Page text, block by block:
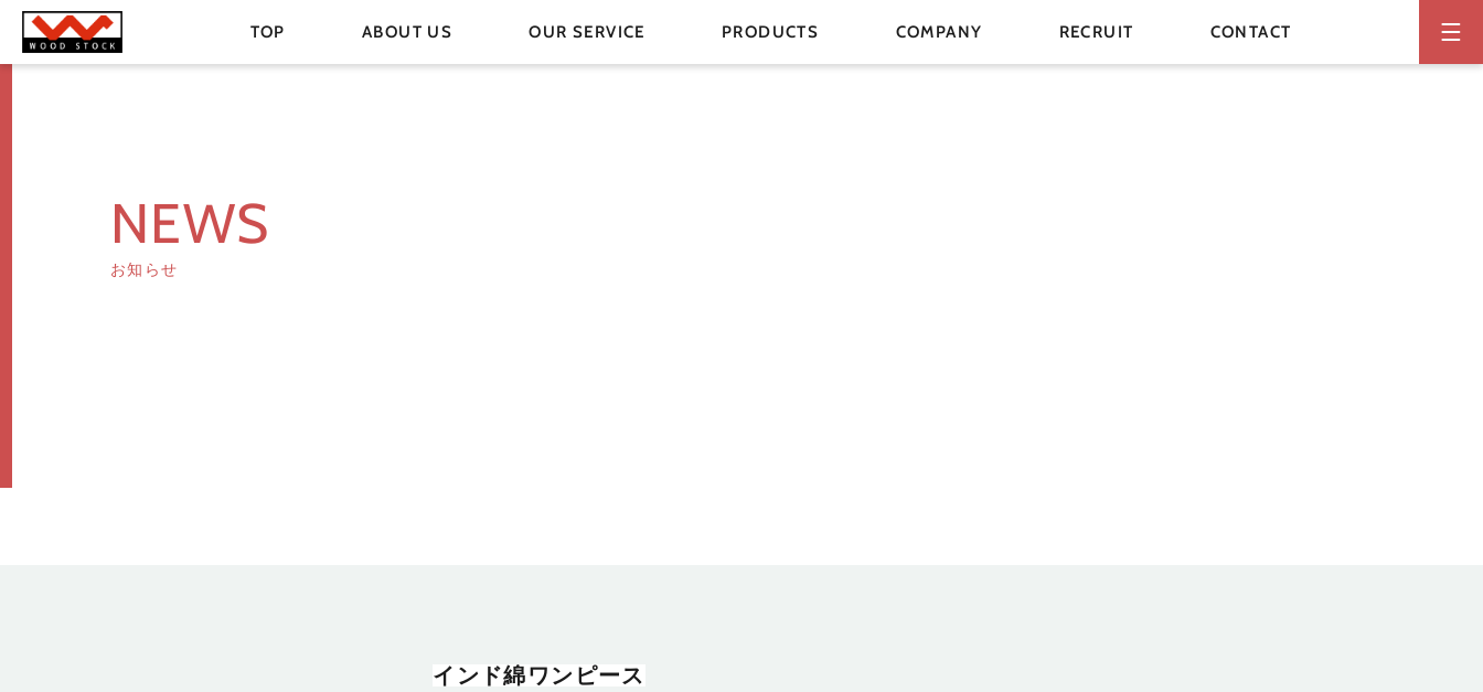
TOP ABOUT US OUR SERVICE PRODUCTS COMPANY RECRUIT CONTACT
NEWS
お知らせ
インド綿ワンピース